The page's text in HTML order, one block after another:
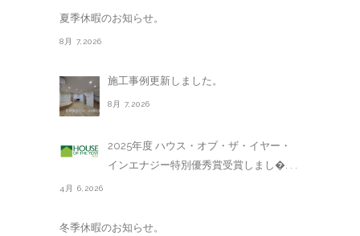
夏季休暇のお知らせ。
8月 7,2026
施工事例更新しました。
8月 7,2026
2025年度 ハウス・オブ・ザ・イヤー・
インエナジー特別優秀賞受賞しまし�. . .
4月 6,2026
冬季休暇のお知らせ。